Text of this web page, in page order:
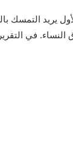
يريد
النساء. في